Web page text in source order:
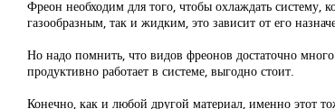
Фреон необходим для того, чтобы охлаждать систему,
газообразным, так и жидким, это зависит от его
Но надо помнить, что видов фреонов достаточно
продуктивно работает в системе, выгодно стоит.
Конечно, как и любой другой материал, именно этот